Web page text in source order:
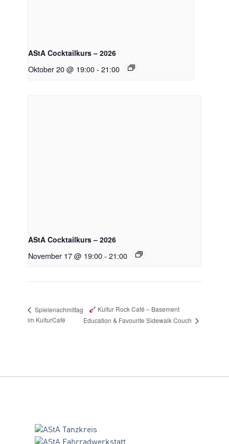
AStA Cocktailkurs – 2026
Oktober 20 @ 19:00- 21:00
AStA Cocktailkurs – 2026
November 17 @ 19:00- 21:00
Spielenachmittag
im KulturCafé
Kultur Rock Café – Basement
Education & Favourite Sidewalk Couch